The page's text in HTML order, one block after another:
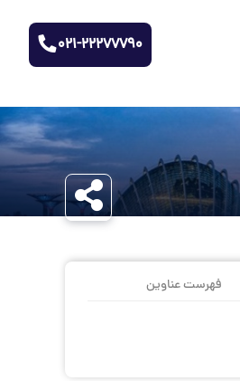
021-22277790
فهرست عناوین